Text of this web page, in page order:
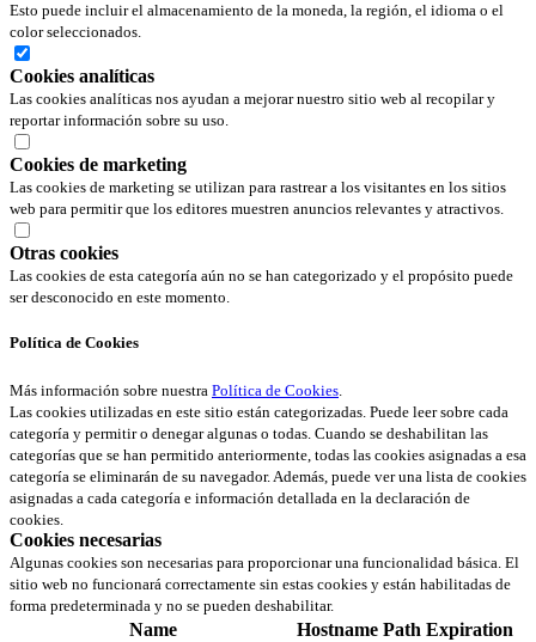
Esto puede incluir el almacenamiento de la moneda, la región, el idioma o el
color seleccionados.
Cookies analíticas
Las cookies analíticas nos ayudan a mejorar nuestro sitio web al recopilar y
reportar información sobre su uso.
Cookies de marketing
Las cookies de marketing se utilizan para rastrear a los visitantes en los sitios
web para permitir que los editores muestren anuncios relevantes y atractivos.
Otras cookies
Las cookies de esta categoría aún no se han categorizado y el propósito puede
ser desconocido en este momento.
Política de Cookies
Más información sobre nuestra Política de Cookies.
Las cookies utilizadas en este sitio están categorizadas. Puede leer sobre cada
categoría y permitir o denegar algunas o todas. Cuando se deshabilitan las
categorías que se han permitido anteriormente, todas las cookies asignadas a esa
categoría se eliminarán de su navegador. Además, puede ver una lista de cookies
asignadas a cada categoría e información detallada en la declaración de
cookies.
Cookies necesarias
Algunas cookies son necesarias para proporcionar una funcionalidad básica. El
sitio web no funcionará correctamente sin estas cookies y están habilitadas de
forma predeterminada y no se pueden deshabilitar.
Name Hostname Path Expiration